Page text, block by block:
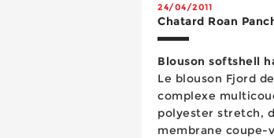
24/04/2011
Chatard Roan
Blouson softshell
Le blouson Fjord
complexe
polyester stretch,
membrane